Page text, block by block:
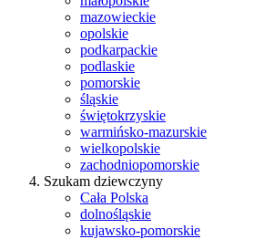
mazowieckie
opolskie
podkarpackie
podlaskie
pomorskie
śląskie
świętokrzyskie
warmińsko-mazurskie
wielkopolskie
zachodniopomorskie
Szukam dziewczyny
Cała Polska
dolnośląskie
kujawsko-pomorskie